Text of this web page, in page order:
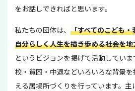
をお話しできればと思います。
私たちの団体は、 「すべてのこども
自分らしく人生を描き歩める社会を
というビジョンを掲げて活動してい
校・貧困・中退などいろいろな背景
える居場所づくりを行っています。